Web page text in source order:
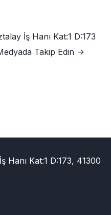
İş Hanı Kat:1 D:173
Takip Edin ->
Hanı Kat:1 D:173, 41300